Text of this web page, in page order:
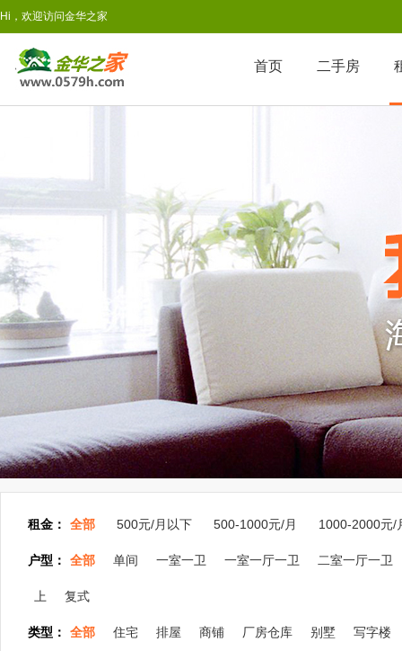
Hi，欢迎访问金华之家
首页 二手房
租金： 全部 500元/月以下 500-1000元/月 1000-2000元/
户型： 全部 单间 一室一卫 一室一厅一卫 二室一厅一卫
上 复式
类型： 全部 住宅 排屋 商铺 厂房仓库 别墅 写字楼